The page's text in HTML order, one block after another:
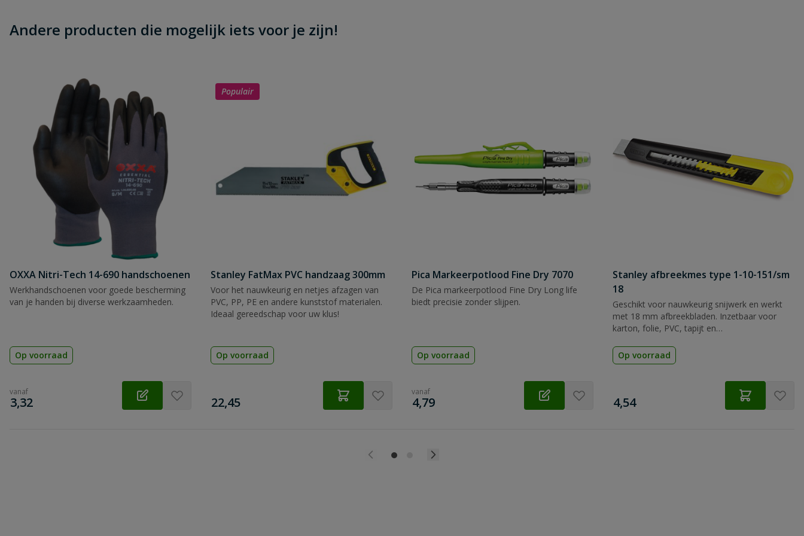
Naam
Samenvatting
Beoordeling versturen
Andere producten die mogelijk iets voor je zijn!
OXXA Nitri-Tech 14-690 handschoenen
Werkhandschoenen voor goede bescherming
van je handen bij diverse werkzaamheden.
Op voorraad
vanaf
€
3,32
Populair
Stanley FatMax PVC handzaag 300mm
Voor het nauwkeurig en netjes afzagen van
PVC, PP, PE en andere kunststof materialen.
Ideaal gereedschap voor uw klus!
Op voorraad
€
22,45
Pica Markeerpotlood Fine Dry 7070
De Pica markeerpotlood Fine Dry Long life
biedt precisie zonder slijpen.
Op voorraad
vanaf
€
4,79
Stanley afbreekmes type 1-10-151/sm
18
Geschikt voor nauwkeurig snijwerk en werkt
met 18 mm afbreekbladen. Inzetbaar voor
karton, folie, PVC, tapijt en
Op voorraad
€
4,54